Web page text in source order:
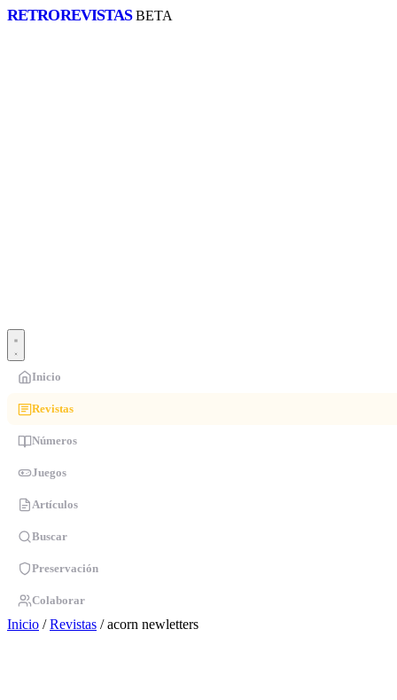
RETROREVISTAS BETA
Inicio
Revistas
Números
Juegos
Artículos
Buscar
Preservación
Colaborar
Inicio / Revistas / acorn newletters